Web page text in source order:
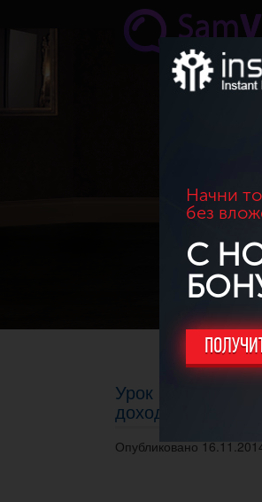
Перейти к основному содержанию
Начни
без
С
Урок 10:
доходности
Опубликовано